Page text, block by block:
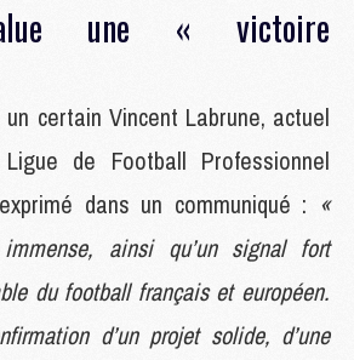
une « victoire
certain Vincent Labrune, actuel
de Football Professionnel
dans un communiqué : «
ainsi qu’un signal fort
du football français et européen.
d’un projet solide, d’une